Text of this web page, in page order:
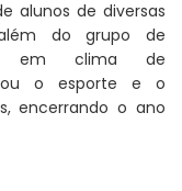
alunos de diversas
do grupo de
em clima de
o esporte e o
encerrando o ano